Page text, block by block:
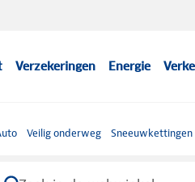
Verzekeringen Energie
Veilig onderweg Sneeuwkettingen